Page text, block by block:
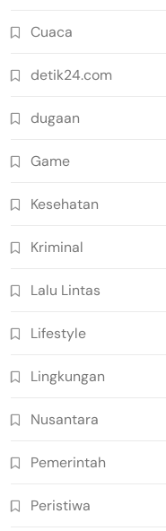
Cuaca
detik24.com
dugaan
Game
Kesehatan
Kriminal
Lalu Lintas
Lifestyle
Lingkungan
Nusantara
Pemerintah
Peristiwa